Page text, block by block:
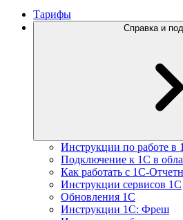
Тарифы
Справка и
Инструкции по работе в
Подключение к 1С в
Как работать с
Инструкции сервисов 1С
Обновления 1С
Инструкции 1С: Фреш